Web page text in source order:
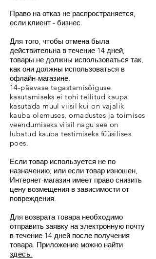
Право на отказ не распространяется,
если клиент - бизнес.
Для того, чтобы отмена была
действительна в течение 14 дней,
товары не должны использоваться так,
как они должны использоваться в
офлайн-магазине.
14-päevase tagastamisõiguse
kasutamiseks ei tohi tellitud kaupa
kasutada muul viisil kui on vajalik
kauba olemuses, omadustes ja toimises
veendumiseks viisil nagu see on
lubatud kauba testimiseks füüsilises
poes.
Если товар используется не по
назначению, или если товар изношен,
Интернет-магазин имеет право снизить
цену возмещения в зависимости от
повреждения.
Для возврата товара необходимо
отправить заявку на электронную почту
в течение 14 дней после получения
товара. Приложение можно найти
здесь.